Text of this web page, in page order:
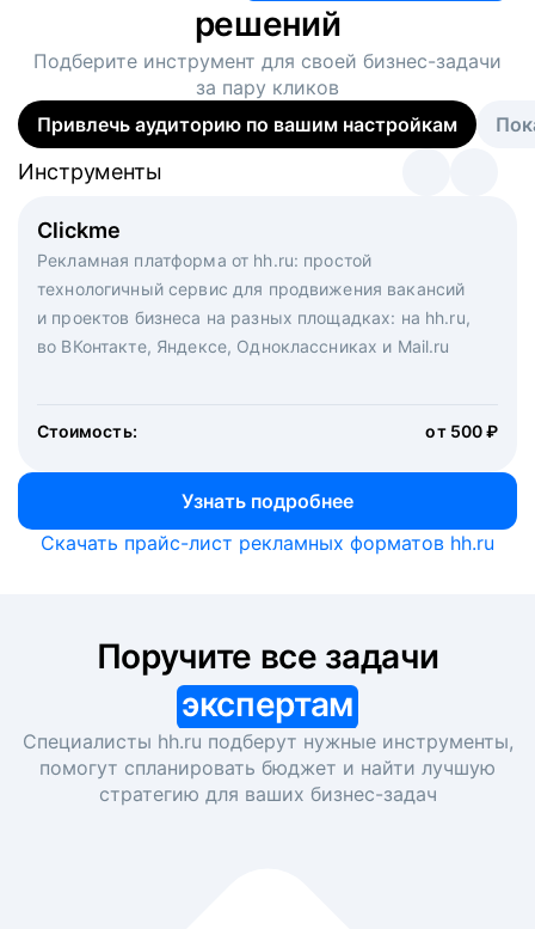
решений
Подберите инструмент для своей бизнес-задачи
за пару кликов
Привлечь аудиторию по вашим настройкам
Clickme
Рекламная платформа от hh.ru: простой
технологичный сервис для продвижения вакансий
и проектов бизнеса на разных площадках: на hh.ru,
во ВКонтакте, Яндексе, Одноклассниках и Mail.ru
Стоимость: от 500 ₽
Узнать подробнее
Инструменты
Вакансия дня
Рекламный формат для вакансий на главной странице
hh.ru. Увеличивает количество откликов
Инструменты
Массовый подбор под ключ. Решите, сколько
кандидатов и когда вам нужно, и за дело возьмутся
маркетологи, рекрутеры и проектные менеджеры
hh.ru с целым набором digital-инструментов
Инструменты
Скачать прайс-лист рекламных форматов hh.ru
экспертам
Специалисты hh.ru подберут нужные инструменты,
помогут спланировать бюджет и найти лучшую
стратегию для ваших бизнес-задач